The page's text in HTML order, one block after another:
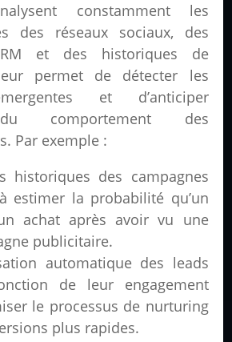
constamment les
des réseaux sociaux, des
et des historiques de
permet de détecter les
et d’anticiper
comportement des
Par exemple :
historiques des campagnes
estimer la probabilité qu’un
achat après avoir vu une
publicitaire.
automatique des leads
de leur engagement
le processus de nurturing
plus rapides.